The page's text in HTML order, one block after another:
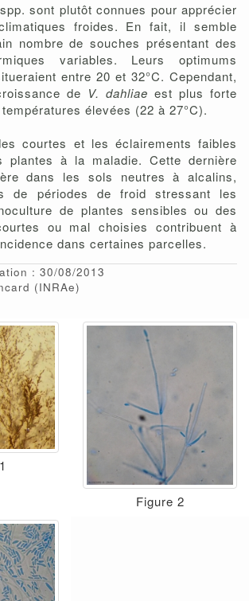
spp. sont plutôt connues pour apprécier
froides. En fait, il semble
nombre de souches présentant des
variables. Leurs optimums
entre 20 et 32°C. Cependant,
de V. dahliae est plus forte
élevées (22 à 27°C).
courtes et les éclairements faibles
plantes à la maladie. Cette dernière
dans les sols neutres à alcalins,
de périodes de froid stressant les
de plantes sensibles ou des
ou mal choisies contribuent à
dans certaines parcelles.
: 30/08/2013
(INRAe)
Figure 2